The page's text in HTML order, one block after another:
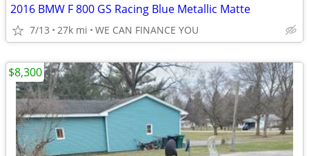
2016 BMW F 800 GS Racing Blue Metallic Matte
7/13 27k mi WE CAN FINANCE YOU
$8,300